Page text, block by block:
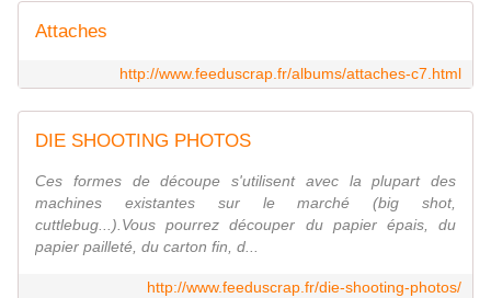
Attaches
http://www.feeduscrap.fr/albums/attaches-c7.html
DIE SHOOTING PHOTOS
Ces formes de découpe s'utilisent avec la plupart des
machines existantes sur le marché (big shot,
cuttlebug...).Vous pourrez découper du papier épais, du
papier pailleté, du carton fin, d...
http://www.feeduscrap.fr/die-shooting-photos/